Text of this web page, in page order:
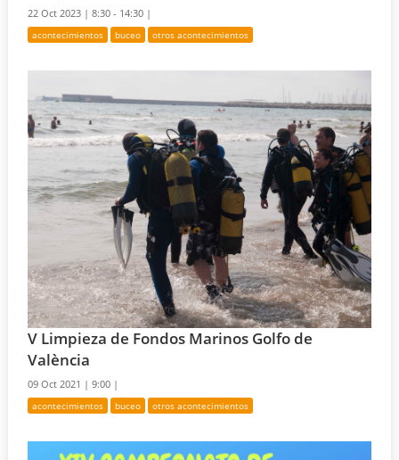
22 Oct 2023 |8:30 - 14:30 |
acontecimientos buceo otros acontecimientos
V Limpieza de Fondos Marinos Golfo de
València
09 Oct 2021 |9:00 |
acontecimientos buceo otros acontecimientos